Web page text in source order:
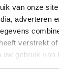
van onze
adverteren
verstrekt
gebruik van
is
krijgt u uw
of
(reclame